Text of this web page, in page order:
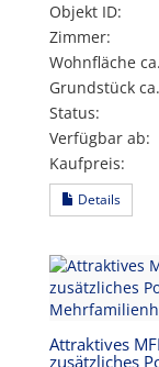
Objekt ID:
Zimmer:
Wohnfläche
Grund­stück
Status:
Verfügbar ab:
Kaufpreis:
Details
Attraktives
zusätzliches